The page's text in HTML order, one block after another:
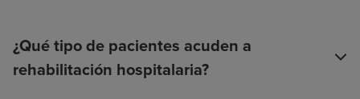
¿Qué tipo de pacientes acuden a
rehabilitación hospitalaria?